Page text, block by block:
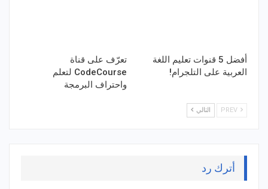
أفضل 5 قنوات تعليم اللغة
العربية على التلجرام!
تعرّف على قناة
CodeCourse لتعلم
واحتراف البرمجة
التالي
أترك رد